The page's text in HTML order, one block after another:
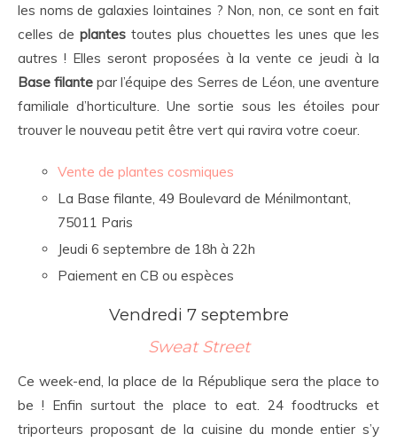
les noms de galaxies lointaines ? Non, non, ce sont en fait
celles de plantes toutes plus chouettes les unes que les
autres ! Elles seront proposées à la vente ce jeudi à la
Base filante par l’équipe des Serres de Léon, une aventure
familiale d’horticulture. Une sortie sous les étoiles pour
trouver le nouveau petit être vert qui ravira votre coeur.
Vente de plantes cosmiques
La Base filante, 49 Boulevard de Ménilmontant,
75011 Paris
Jeudi 6 septembre de 18h à 22h
Paiement en CB ou espèces
Vendredi 7 septembre
Sweat Street
Ce week-end, la place de la République sera the place to
be ! Enfin surtout the place to eat. 24 foodtrucks et
triporteurs proposant de la cuisine du monde entier s’y